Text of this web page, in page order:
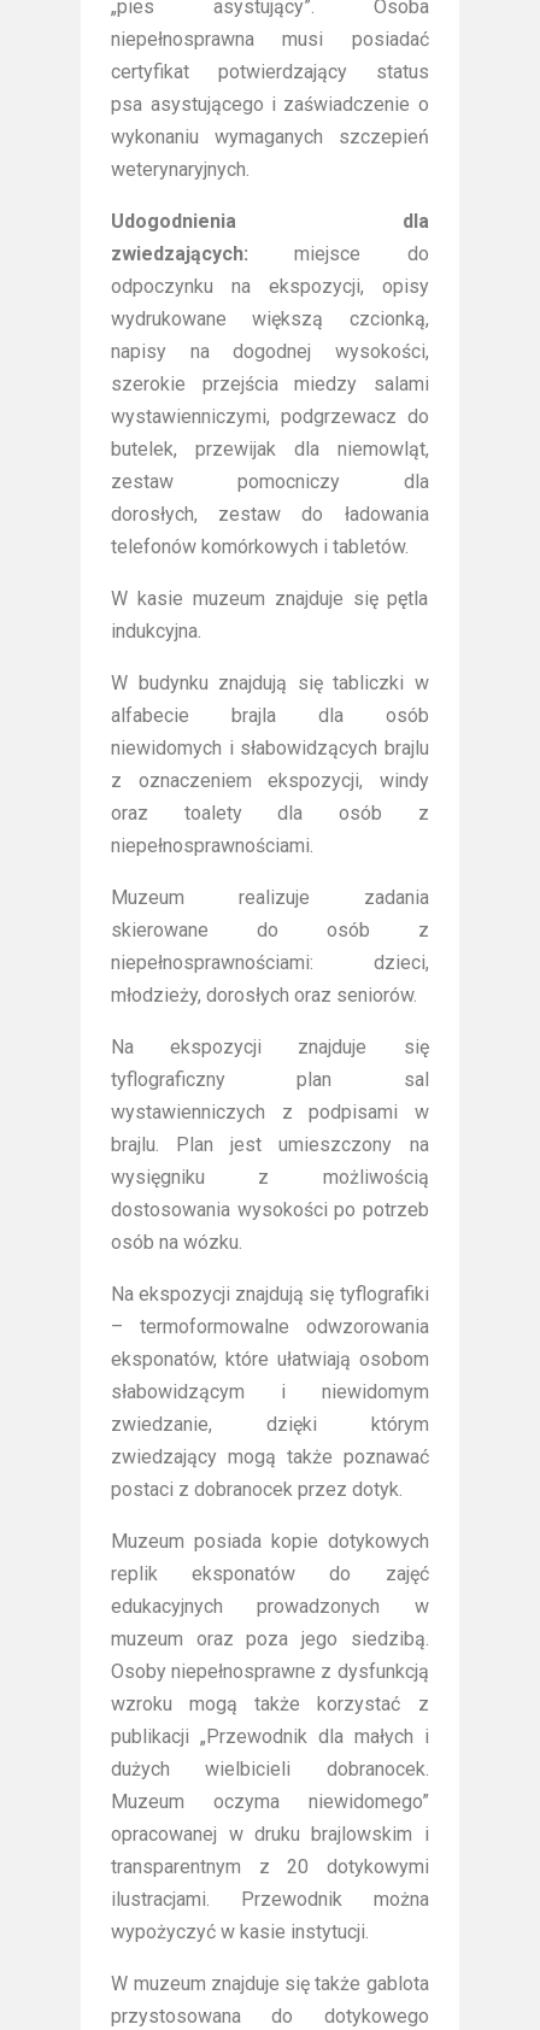
„pies asystujący”. Osoba
niepełnosprawna musi posiadać
certyfikat potwierdzający status
psa asystującego i zaświadczenie o
wykonaniu wymaganych szczepień
weterynaryjnych.
Udogodnienia dla
zwiedzających: miejsce do
odpoczynku na ekspozycji, opisy
wydrukowane większą czcionką,
napisy na dogodnej wysokości,
szerokie przejścia miedzy salami
wystawienniczymi, podgrzewacz do
butelek, przewijak dla niemowląt,
zestaw pomocniczy dla
dorosłych, zestaw do ładowania
telefonów komórkowych i tabletów.
W kasie muzeum znajduje się pętla
indukcyjna.
W budynku znajdują się tabliczki w
alfabecie brajla dla osób
niewidomych i słabowidzących brajlu
z oznaczeniem ekspozycji, windy
oraz toalety dla osób z
niepełnosprawnościami.
Muzeum realizuje zadania
skierowane do osób z
niepełnosprawnościami: dzieci,
młodzieży, dorosłych oraz seniorów.
Na ekspozycji znajduje się
tyflograficzny plan sal
wystawienniczych z podpisami w
brajlu. Plan jest umieszczony na
wysięgniku z możliwością
dostosowania wysokości po potrzeb
osób na wózku.
Na ekspozycji znajdują się tyflografiki
– termoformowalne odwzorowania
eksponatów, które ułatwiają osobom
słabowidzącym i niewidomym
zwiedzanie, dzięki którym
zwiedzający mogą także poznawać
postaci z dobranocek przez dotyk.
Muzeum posiada kopie dotykowych
replik eksponatów do zajęć
edukacyjnych prowadzonych w
muzeum oraz poza jego siedzibą.
Osoby niepełnosprawne z dysfunkcją
wzroku mogą także korzystać z
publikacji „Przewodnik dla małych i
dużych wielbicieli dobranocek.
Muzeum oczyma niewidomego”
opracowanej w druku brajlowskim i
transparentnym z 20 dotykowymi
ilustracjami. Przewodnik można
wypożyczyć w kasie instytucji.
W muzeum znajduje się także gablota
przystosowana do dotykowego